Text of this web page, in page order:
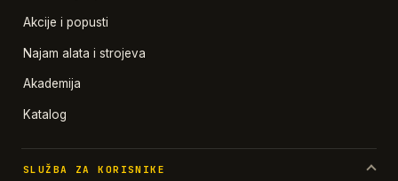
Akcije i popusti
Najam alata i strojeva
Akademija
Katalog
SLUŽBA ZA KORISNIKE